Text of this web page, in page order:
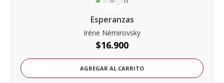
Esperanzas
Iréne Némirovsky
$16.900
AGREGAR AL CARRITO